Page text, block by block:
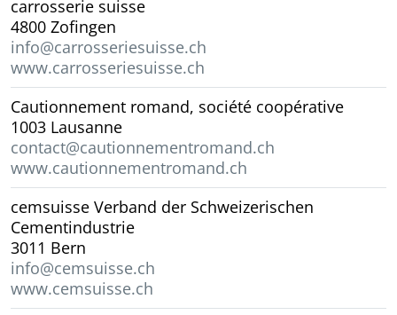
carrosserie suisse
4800 Zofingen
info@carrosseriesuisse.ch
www.carrosseriesuisse.ch
Cautionnement romand, société coopérative
1003 Lausanne
contact@cautionnementromand.ch
www.cautionnementromand.ch
cemsuisse Verband der Schweizerischen
Cementindustrie
3011 Bern
info@cemsuisse.ch
www.cemsuisse.ch